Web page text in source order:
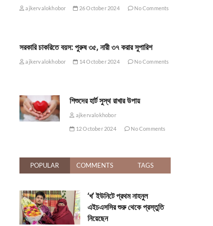
ajkervalokhobor 26 October 2024 No Comments
সরকারি চাকরিতে বয়স: পুরুষ ৩৫, নারী ৩৭ করার সুপারিশ
ajkervalokhobor 14 October 2024 No Comments
শিশুদের হার্ট সুস্থ রাখার উপায়
ajkervalokhobor
12 October 2024 No Comments
POPULAR COMMENTS TAGS
‘খ’ ইউনিটে প্রথম নাহনুল
এইচএসসির শুরু থেকে প্রস্তুতি
নিয়েছেন